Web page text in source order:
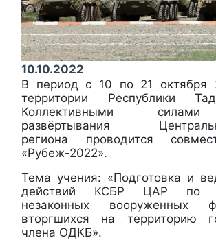
10.10.2022
В период с 10 по 21 октября
территории Республики
Коллективными
развёртывания
региона проводится
«Рубеж-2022».
Тема учения: «Подготовка и
действий КСБР ЦАР по
незаконных вооруженных
вторгшихся на территорию
члена ОДКБ».